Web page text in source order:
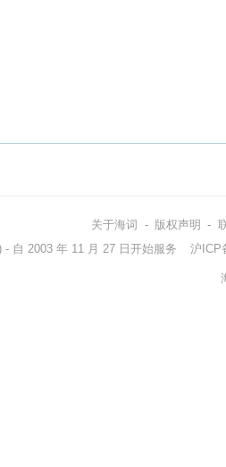
关于海词 - 版权声明 -
- 自 2003 年 11 月 27 日开始服务 沪ICP